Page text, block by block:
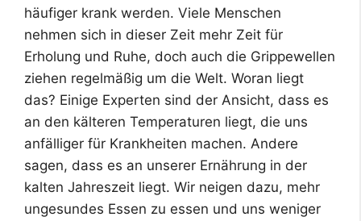
häufiger krank werden. Viele Menschen
nehmen sich in dieser Zeit mehr Zeit für
Erholung und Ruhe, doch auch die Grippewellen
ziehen regelmäßig um die Welt. Woran liegt
das? Einige Experten sind der Ansicht, dass es
an den kälteren Temperaturen liegt, die uns
anfälliger für Krankheiten machen. Andere
sagen, dass es an unserer Ernährung in der
kalten Jahreszeit liegt. Wir neigen dazu, mehr
ungesundes Essen zu essen und uns weniger